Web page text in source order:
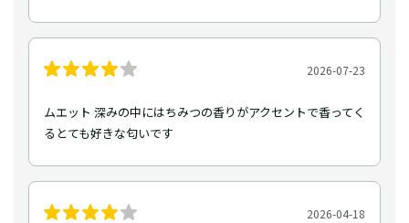
2026-07-23
ムエット 深みの中にはちみつの香りがアクセントで香ってく
るとても好きな匂いです
2026-04-18